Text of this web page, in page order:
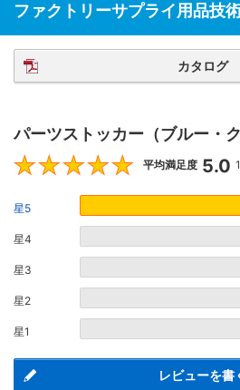
ファクトリーサプライ用品技
カタログ
パーツストッカー（ブルー・
平均満足度 5.0
星5
星4
星3
星2
星1
レビューを書